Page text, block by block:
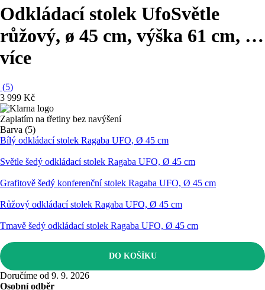
Odkládací stolek UfoSvětle
růžový, ø 45 cm, výška 61 cm, …
více
(5)
3 999 Kč
Zaplatím na třetiny bez navýšení
Barva (5)
Bílý odkládací stolek Ragaba UFO, Ø 45 cm
Světle šedý odkládací stolek Ragaba UFO, Ø 45 cm
Grafitově šedý konferenční stolek Ragaba UFO, Ø 45 cm
Růžový odkládací stolek Ragaba UFO, Ø 45 cm
Tmavě šedý odkládací stolek Ragaba UFO, Ø 45 cm
DO KOŠÍKU
Doručíme od 9. 9. 2026
Osobní odběr